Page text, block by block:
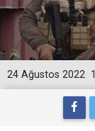
24 Ağustos 2022